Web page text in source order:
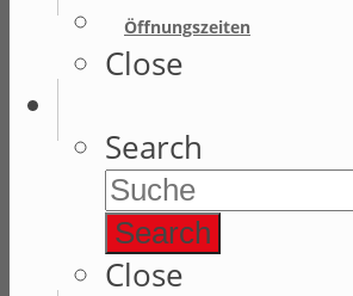
Öffnungszeiten
Close
Search
Search
Close